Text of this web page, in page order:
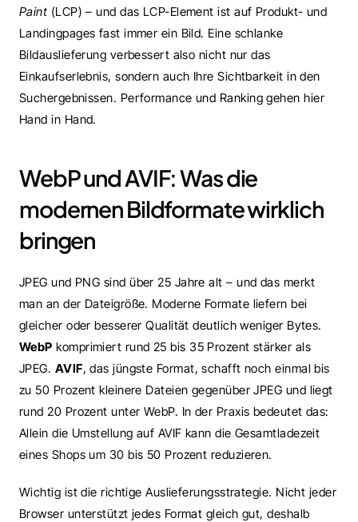
Paint (LCP) – und das LCP-Element ist auf Produkt- und
Landingpages fast immer ein Bild. Eine schlanke
Bildauslieferung verbessert also nicht nur das
Einkaufserlebnis, sondern auch Ihre Sichtbarkeit in den
Suchergebnissen. Performance und Ranking gehen hier
Hand in Hand.
WebP und AVIF: Was die
modernen Bildformate wirklich
bringen
JPEG und PNG sind über 25 Jahre alt – und das merkt
man an der Dateigröße. Moderne Formate liefern bei
WebP komprimiert rund 25 bis 35 Prozent stärker als
JPEG. AVIF, das jüngste Format, schafft noch einmal bis
zu 50 Prozent kleinere Dateien gegenüber JPEG und liegt
rund 20 Prozent unter WebP. In der Praxis bedeutet das:
Allein die Umstellung auf AVIF kann die Gesamtladezeit
eines Shops um 30 bis 50 Prozent reduzieren.
Wichtig ist die richtige Auslieferungsstrategie. Nicht jeder
Browser unterstützt jedes Format gleich gut, deshalb